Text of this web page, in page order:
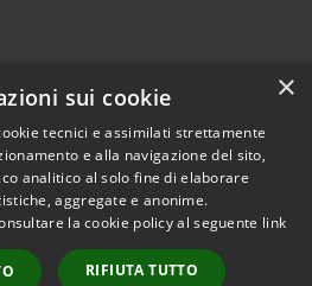
Copyright © 2026 • Comune di
Municipium•
Accesso
×
sui cookie
tecnici e assimilati strettamente
e alla navigazione del sito,
analitico al solo fine di elaborare
aggregate e anonime.
la cookie policy al seguente link
RIFIUTA TUTTO